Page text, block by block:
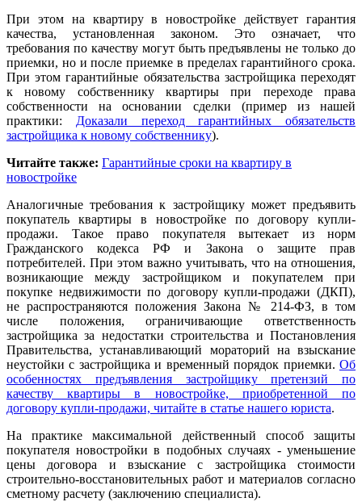
При этом на квартиру в новостройке действует гарантия
качества, установленная законом. Это означает, что
требования по качеству могут быть предъявлены не только до
приемки, но и после приемке в пределах гарантийного срока.
При этом гарантийные обязательства застройщика переходят
к новому собственнику квартиры при переходе права
собственности на основании сделки (пример из нашей
практики: Доказали переход гарантийных обязательств
застройщика к новому собственнику).
Читайте также: Гарантийные сроки на квартиру в
новостройке
Аналогичные требования к застройщику может предъявить
покупатель квартиры в новостройке по договору купли-
продажи. Такое право покупателя вытекает из норм
Гражданского кодекса РФ и Закона о защите прав
потребителей. При этом важно учитывать, что на отношения,
возникающие между застройщиком и покупателем при
покупке недвижимости по договору купли-продажи (ДКП),
не распространяются положения Закона № 214-ФЗ, в том
числе положения, ограничивающие ответственность
застройщика за недостатки строительства и Постановления
Правительства, устанавливающий мораторий на взыскание
неустойки с застройщика и временный порядок приемки. Об
особенностях предъявления застройщику претензий по
качеству квартиры в новостройке, приобретенной по
договору купли-продажи, читайте в статье нашего юриста.
На практике максимальной действенный способ защиты
покупателя новостройки в подобных случаях - уменьшение
цены договора и взыскание с застройщика стоимости
строительно-восстановительных работ и материалов согласно
сметному расчету (заключению специалиста).